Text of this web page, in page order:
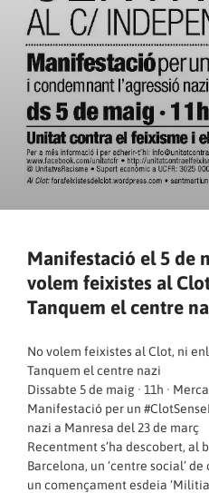
Manifestació el 5 de
volem feixistes al
Tanquem el centre
No volem feixistes al Clot, ni
Tanquem el centre nazi
Dissabte 5 de maig · 11h ·
Manifestació per un
nazi a Manresa del 23 de març
Recentment s’ha descobert, al
Barcelona, un ‘centre social’
un començament esdeia